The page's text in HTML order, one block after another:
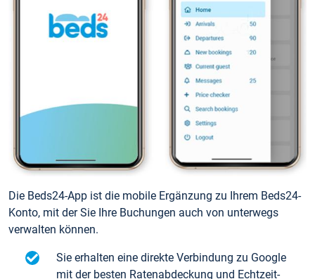
Die Beds24-App ist die mobile Ergänzung zu Ihrem Beds24-
Konto, mit der Sie Ihre Buchungen auch von unterwegs
verwalten können.
Sie erhalten eine direkte Verbindung zu Google
mit der besten Ratenabdeckung und Echtzeit-